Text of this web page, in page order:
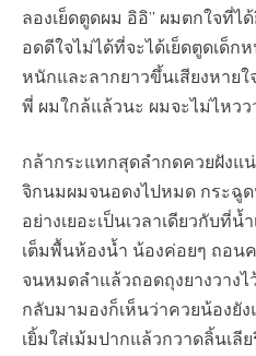
ลองเย็ดตูดผม อิอิ” ผมตกใจที่
อดดีใจไม่ได้ที่จะได้เย็ดตูดเด็
หนักและลากยาวขึ้นเสียงหายใ
พี่ ผมใกล้แล้วนะ ผมจะไม่ไหวว
กล้ากระแทกสุดลำกดควยฝังแ
จิกนมผมจนอดงไปหมด กระฉูด
อย่างเยอะเป็นเวลาเดียวกับที่
เต็มพื้นห้องน้ำ น้องค่อยๆ ถอน
จนหมดลำแล้วถอดถุงยางวาง
กลับมามองก็เห็นว่าควยน้องยั
เยิ้มใส่เม้มปากแล้วกวาดลิ้นเลี